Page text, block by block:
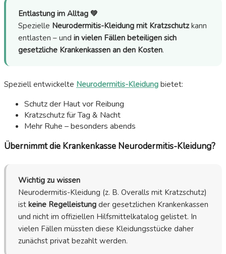
Entlastung im Alltag 💚
Spezielle Neurodermitis-Kleidung mit Kratzschutz kann
entlasten – und in vielen Fällen beteiligen sich
gesetzliche Krankenkassen an den Kosten.
Speziell entwickelte Neurodermitis-Kleidung bietet:
Schutz der Haut vor Reibung
Kratzschutz für Tag & Nacht
Mehr Ruhe – besonders abends
Übernimmt die Krankenkasse Neurodermitis-Kleidung?
Wichtig zu wissen
Neurodermitis-Kleidung (z. B. Overalls mit Kratzschutz)
ist keine Regelleistung der gesetzlichen Krankenkassen
und nicht im offiziellen Hilfsmittelkatalog gelistet. In
vielen Fällen müssten diese Kleidungsstücke daher
zunächst privat bezahlt werden.